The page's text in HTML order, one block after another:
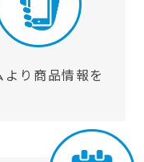
り商品情報を